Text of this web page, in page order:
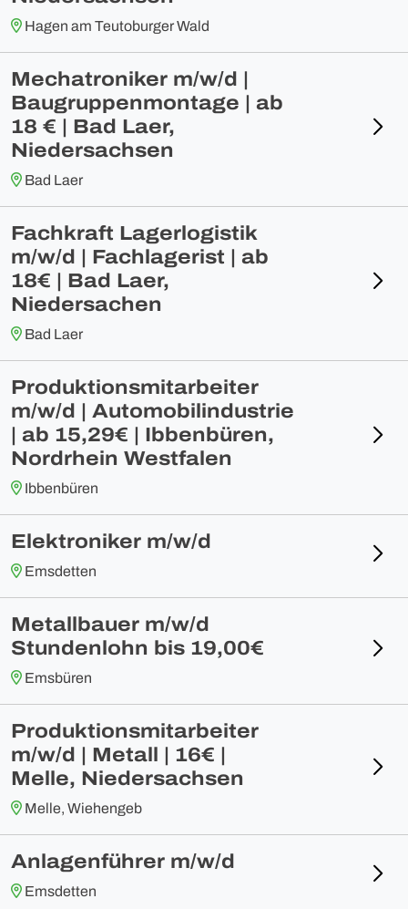
Hagen am Teutoburger Wald
Mechatroniker m/w/d |
Baugruppenmontage | ab
18 € | Bad Laer,
Niedersachsen
Bad Laer
Fachkraft Lagerlogistik
m/w/d | Fachlagerist | ab
18€ | Bad Laer,
Niedersachen
Bad Laer
Produktionsmitarbeiter
m/w/d | Automobilindustrie
| ab 15,29€ | Ibbenbüren,
Nordrhein Westfalen
Ibbenbüren
Elektroniker m/w/d
Emsdetten
Metallbauer m/w/d
Stundenlohn bis 19,00€
Emsbüren
Produktionsmitarbeiter
m/w/d | Metall | 16€ |
Melle, Niedersachsen
Melle, Wiehengeb
Anlagenführer m/w/d
Emsdetten